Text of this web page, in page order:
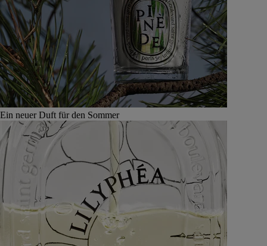
Ein neuer Duft für den Sommer